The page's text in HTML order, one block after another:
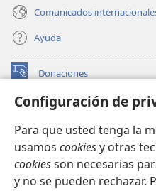
Configuración de
Para que usted tenga la
usamos cookiesy otras
cookiesson necesarias
y no se pueden rechazar.
Comunicados
Ayuda
Donaciones
(abre
nueva BIBLIOTECA EN LÍNEA
una
nueva
ventana)
JW Hub
(abre
una
nueva JW Library